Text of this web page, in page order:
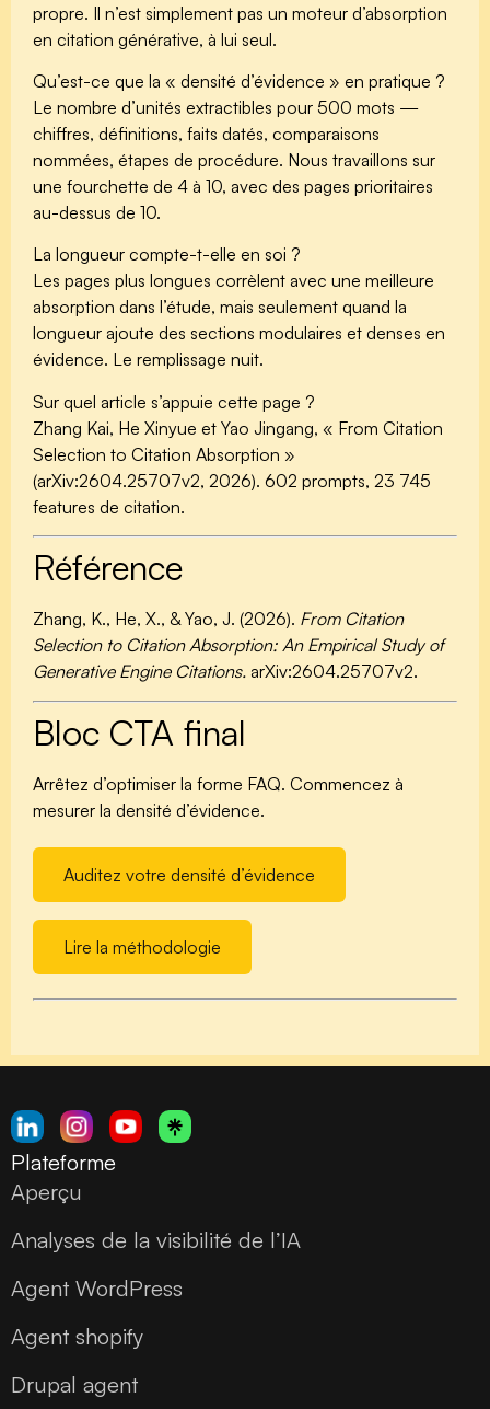
propre. Il n’est simplement pas un moteur d’absorption
en citation générative, à lui seul.
Qu’est-ce que la « densité d’évidence » en pratique ?
Le nombre d’unités extractibles pour 500 mots —
chiffres, définitions, faits datés, comparaisons
nommées, étapes de procédure. Nous travaillons sur
une fourchette de 4 à 10, avec des pages prioritaires
au-dessus de 10.
La longueur compte-t-elle en soi ?
Les pages plus longues corrèlent avec une meilleure
absorption dans l’étude, mais seulement quand la
longueur ajoute des sections modulaires et denses en
évidence. Le remplissage nuit.
Sur quel article s’appuie cette page ?
Zhang Kai, He Xinyue et Yao Jingang, « From Citation
Selection to Citation Absorption »
(arXiv:2604.25707v2, 2026). 602 prompts, 23 745
features de citation.
Référence
Zhang, K., He, X., & Yao, J. (2026). From Citation
Selection to Citation Absorption: An Empirical Study of
Generative Engine Citations. arXiv:2604.25707v2.
Bloc CTA final
Arrêtez d’optimiser la forme FAQ. Commencez à
mesurer la densité d’évidence.
Auditez votre densité d’évidence
Lire la méthodologie
Plateforme
Aperçu
Analyses de la visibilité de l’IA
Agent WordPress
Agent shopify
Drupal agent